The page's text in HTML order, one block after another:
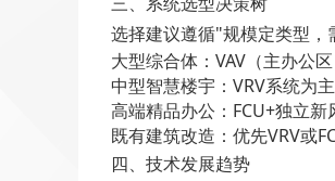
选择建议遵循"规模定类型，
大型综合体：VAV（主办公
中型智慧楼宇：VRV系统为
高端精品办公：FCU+独立
既有建筑改造：优先VRV或
四、技术发展趋势